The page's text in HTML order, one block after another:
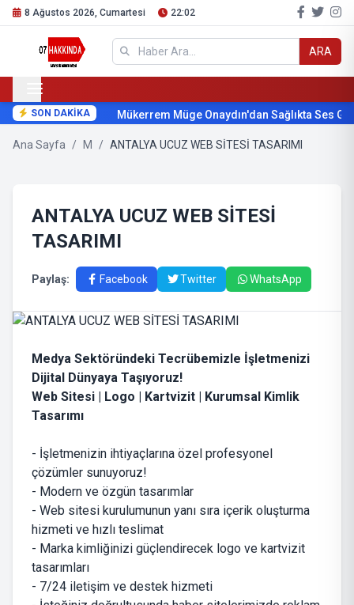
8 Ağustos 2026, Cumartesi 22:02
ARA
SON DAKİKA Mükerrem Müge Onaydın'dan Sağlıkta Ses
Ana Sayfa / M / ANTALYA UCUZ WEB SİTESİ TASARIMI
ANTALYA UCUZ WEB SİTESİ
TASARIMI
Paylaş: Facebook Twitter WhatsApp
Medya Sektöründeki Tecrübemizle İşletmenizi
Dijital Dünyaya Taşıyoruz!
Web Sitesi | Logo | Kartvizit | Kurumsal Kimlik
Tasarımı
- İşletmenizin ihtiyaçlarına özel profesyonel
çözümler sunuyoruz!
- Modern ve özgün tasarımlar
- Web sitesi kurulumunun yanı sıra içerik oluşturma
hizmeti ve hızlı teslimat
- Marka kimliğinizi güçlendirecek logo ve kartvizit
tasarımları
- 7/24 iletişim ve destek hizmeti